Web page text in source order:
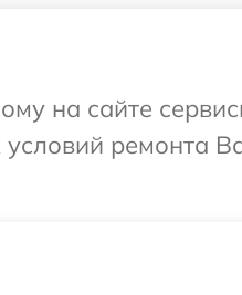
на сайте
ремонта